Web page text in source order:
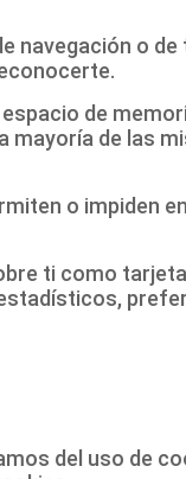
navegación o de
de
mayoría de las
o impiden
ti como
del uso de